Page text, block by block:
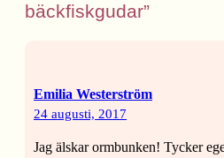
bäckfiskgudar”
Emilia Westerström
24 augusti, 2017
Jag älskar ormbunken! Tycker